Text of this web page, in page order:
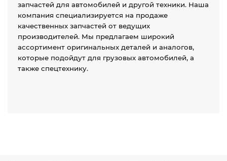
запчастей для автомобилей и другой техники. Наша
компания специализируется на продаже
качественных запчастей от ведущих
производителей. Мы предлагаем широкий
ассортимент оригинальных деталей и аналогов,
которые подойдут для грузовых автомобилей, а
также спецтехнику.